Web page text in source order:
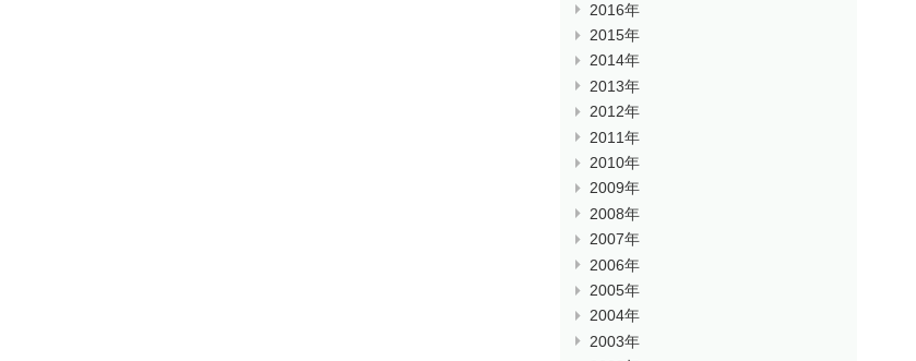
2016年
2015年
2014年
2013年
2012年
2011年
2010年
2009年
2008年
2007年
2006年
2005年
2004年
2003年